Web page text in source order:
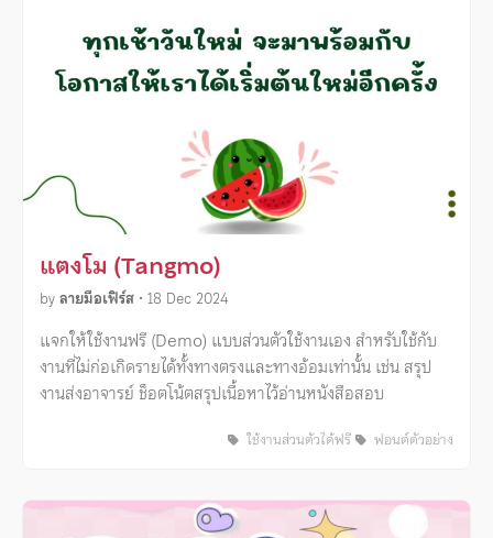
แตงโม (Tangmo)
byลายมือเฟิร์ส • 18 Dec 2024
แจกให้ใช้งานฟรี (Demo) แบบส่วนตัวใช้งานเอง สำหรับใช้กับ
งานที่ไม่ก่อเกิดรายได้ทั้งทางตรงและทางอ้อมเท่านั้น เช่น สรุป
งานส่งอาจารย์ ช็อตโน้ตสรุปเนื้อหาไว้อ่านหนังสือสอบ
ใช้งานส่วนตัวได้ฟรี ฟอนต์ตัวอย่าง